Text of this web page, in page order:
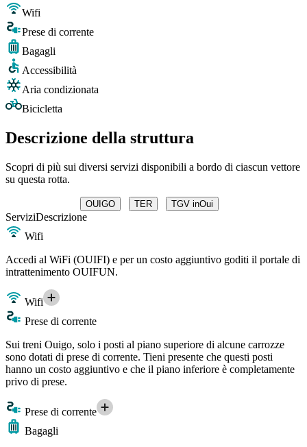
Wifi
Prese di corrente
Bagagli
Accessibilità
Aria condizionata
Bicicletta
Descrizione della struttura
Scopri di più sui diversi servizi disponibili a bordo di ciascun vettore
su questa rotta.
OUIGO TER TGV inOui
ServiziDescrizione
Wifi
Accedi al WiFi (OUIFI) e per un costo aggiuntivo goditi il portale di
intrattenimento OUIFUN.
Wifi
Prese di corrente
Sui treni Ouigo, solo i posti al piano superiore di alcune carrozze
sono dotati di prese di corrente. Tieni presente che questi posti
hanno un costo aggiuntivo e che il piano inferiore è completamente
privo di prese.
Prese di corrente
Bagagli